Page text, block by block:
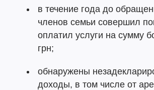
в течение года до
членов семьи совершил
оплатил услуги на сумму
грн;
обнаружены
доходы, в том числе от